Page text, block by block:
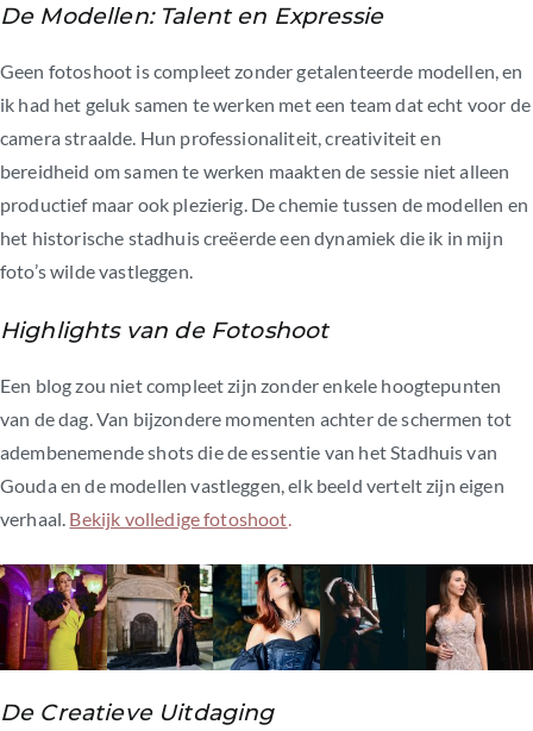
De Modellen: Talent en Expressie
Geen fotoshoot is compleet zonder getalenteerde modellen, en
ik had het geluk samen te werken met een team dat echt voor de
camera straalde. Hun professionaliteit, creativiteit en
bereidheid om samen te werken maakten de sessie niet alleen
productief maar ook plezierig. De chemie tussen de modellen en
het historische stadhuis creëerde een dynamiek die ik in mijn
foto’s wilde vastleggen.
Highlights van de Fotoshoot
Een blog zou niet compleet zijn zonder enkele hoogtepunten
van de dag. Van bijzondere momenten achter de schermen tot
adembenemende shots die de essentie van het Stadhuis van
Gouda en de modellen vastleggen, elk beeld vertelt zijn eigen
verhaal. Bekijk volledige fotoshoot
De Creatieve Uitdaging